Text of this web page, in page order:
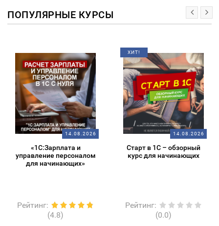
ПОПУЛЯРНЫЕ КУРСЫ
14.08.2026
«1С:Зарплата и
управление персоналом
для начинающих»
Рейтинг:
(4.8)
ХИТ!
14.08.2026
Старт в 1С – обзорный
курс для начинающих
Рейтинг:
(0.0)